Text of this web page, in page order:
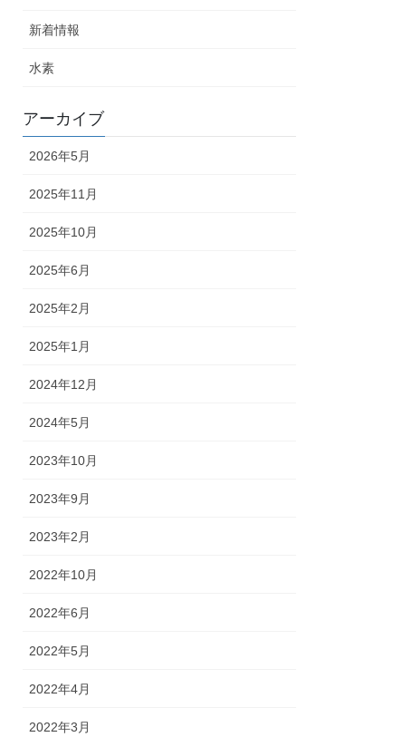
新着情報
水素
アーカイブ
2026年5月
2025年11月
2025年10月
2025年6月
2025年2月
2025年1月
2024年12月
2024年5月
2023年10月
2023年9月
2023年2月
2022年10月
2022年6月
2022年5月
2022年4月
2022年3月